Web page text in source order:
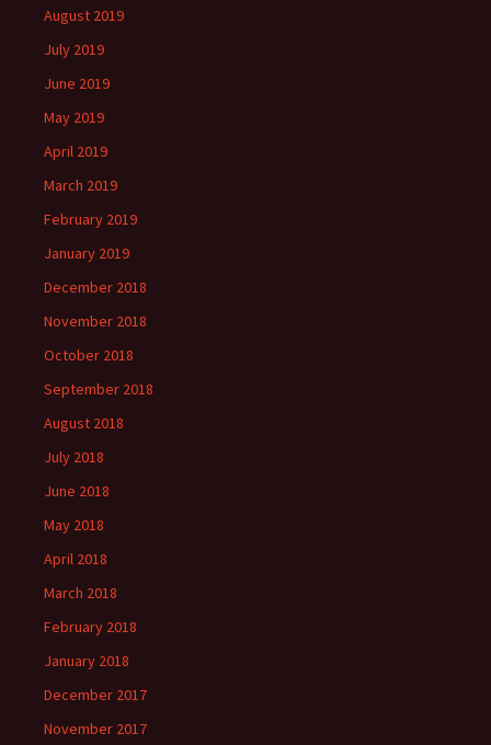
August 2019
July 2019
June 2019
May 2019
April 2019
March 2019
February 2019
January 2019
December 2018
November 2018
October 2018
September 2018
August 2018
July 2018
June 2018
May 2018
April 2018
March 2018
February 2018
January 2018
December 2017
November 2017